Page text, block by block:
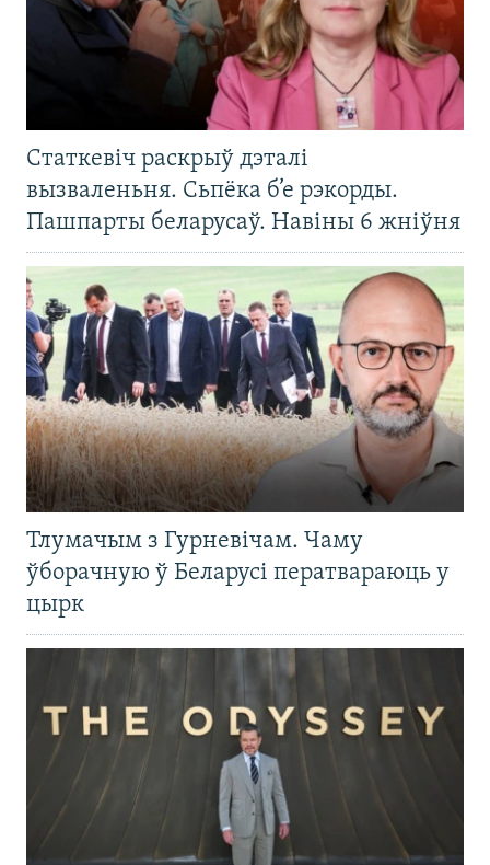
Статкевіч раскрыў дэталі
вызваленьня. Сьпёка б’е рэкорды.
Пашпарты беларусаў. Навіны 6 жніўня
Тлумачым з Гурневічам. Чаму
ўборачную ў Беларусі ператвараюць у
цырк